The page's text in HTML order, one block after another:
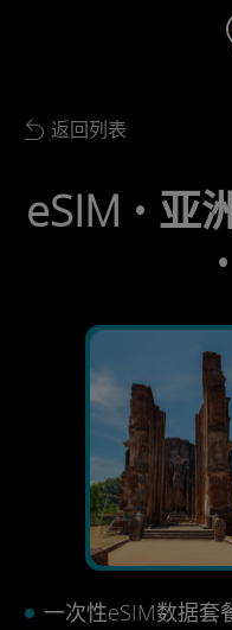
Back to list
返回列表
eSIM • 亚
一次性eSIM数据套